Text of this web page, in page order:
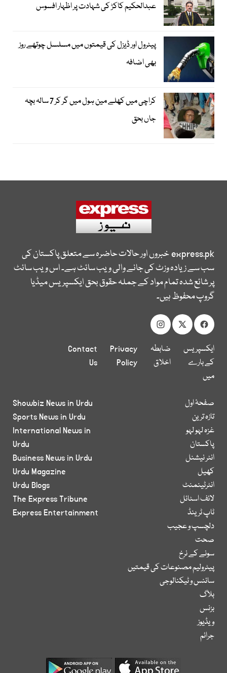
عبدالحکیم کاکڑ کی شہادت پر اظہار افسوس
پیٹرول اور ڈیزل کی قیمتوں میں مسلسل چوتھے روز
بھی اضافہ
کراچی میں کھلے مین ہول میں گر کر 7 سالہ بچہ
جاں بحق
express.pkخبروں اور حالات حاضرہ سے متعلق پاکستان کی
سب سے زیادہ وزٹ کی جانے والی ویب سائٹ ہے۔ اس ویب سائٹ
پر شائع شدہ تمام مواد کے جملہ حقوق بحق ایکسپریس میڈیا
گروپ محفوظ ہیں۔
ایکسپریس
کے بارے
میں
ضابطہ
اخلاق
Privacy
Policy
Contact
Us
صفحۂ اول
تازہ ترین
غزہ لہو لہو
پاکستان
انٹر نیشنل
کھیل
انٹرٹینمنٹ
لائف اسٹائل
ٹاپ ٹرینڈ
دلچسپ و عجیب
صحت
سونے کے نرخ
پیٹرولیم مصنوعات کی قیمتیں
سائنس و ٹیکنالوجی
بلاگ
بزنس
ویڈیوز
جرائم
Showbiz News in Urdu
Sports News in Urdu
International News in
Urdu
Business News in Urdu
Urdu Magazine
Urdu Blogs
The Express Tribune
Express Entertainment